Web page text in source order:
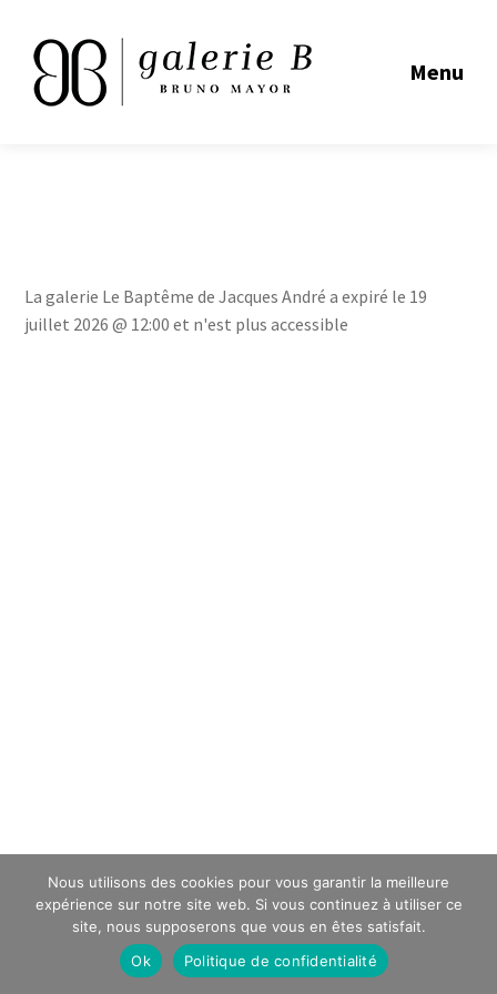
Menu
La galerie Le Baptême de Jacques André a expiré le 19
juillet 2026 @ 12:00 et n'est plus accessible
Nous utilisons des cookies pour vous garantir la meilleure
expérience sur notre site web. Si vous continuez à utiliser ce
site, nous supposerons que vous en êtes satisfait.
Ok
Politique de confidentialité